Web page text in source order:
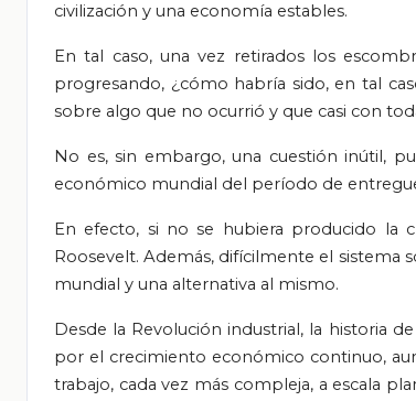
civilización y una economía estables.
En tal caso, una vez retirados los
progresando, ¿cómo habría sido, en tal
sobre algo que no ocurrió y que casi con
No es, sin embargo, una cuestión inútil,
económico mundial del período de
En efecto, si no se hubiera producido la
Roosevelt. Además, difícilmente el sistema
mundial y una alternativa al mismo.
Desde la Revolución industrial, la historia
por el crecimiento económico continuo,
trabajo, cada vez más compleja, a escala